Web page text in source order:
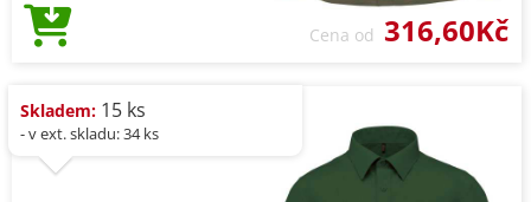
Cena od 316,60Kč
Skladem: 15 ks
- v ext. skladu: 34 ks